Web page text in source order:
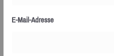
E-Mail-Adresse